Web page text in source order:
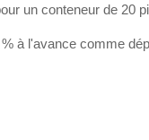
un conteneur de 20
à l'avance comme